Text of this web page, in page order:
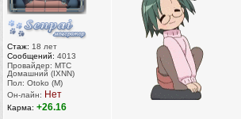
Стаж: 18 лет
Сообщений: 4013
Провайдер: МТС
Домашний (IXNN)
Пол: Otoko (M)
Он-лайн: Нет
Карма: +26.16